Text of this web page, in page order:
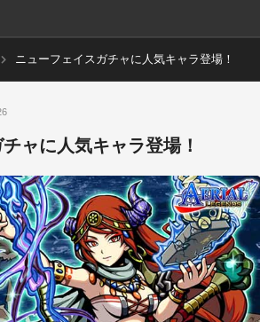
ニューフェイスガチャに人気キャラ登場！
ャに人気キャラ登場！